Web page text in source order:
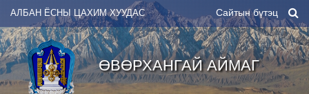
АЛБАН ЁСНЫ ЦАХИМ ХУУДАС Сайтын бүтэц
ӨВӨРХАНГАЙ АЙМАГ